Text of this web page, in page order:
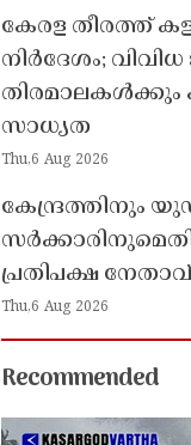
കേരള തീരത്ത്
നിർദേശം;
സാധ്യത
Thu,6 Aug 2026
കേന്ദ്രത്തിനും
പ്രതിപക്ഷ
Thu,6 Aug 2026
Recommended